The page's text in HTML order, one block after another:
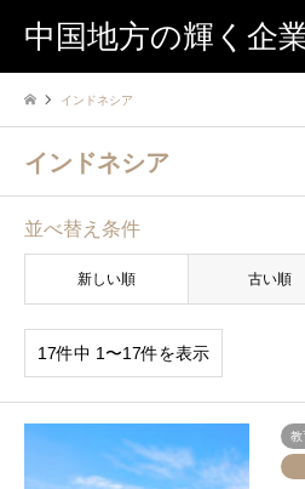
中国地方の輝く企
インドネシア
インドネシア
並べ替え条件
新しい順 古い順
17件中 1〜17件を表示
教